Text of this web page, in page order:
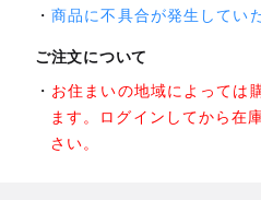
商品に不具合が発生してい
ご注文について
お住まいの地域によっては
ます。ログインしてから在
さい。